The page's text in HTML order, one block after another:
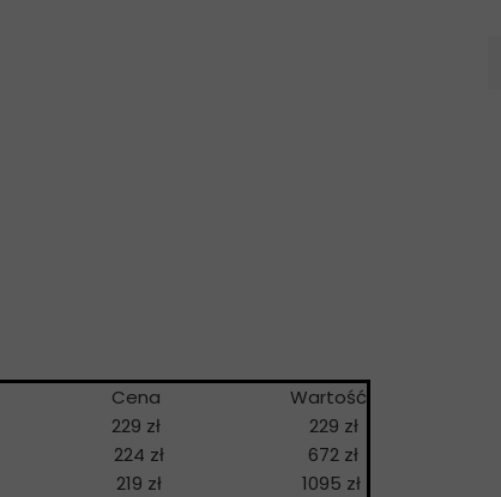
Wartość
229 zł
229 zł
224 zł
672 zł
219 zł 1095 zł